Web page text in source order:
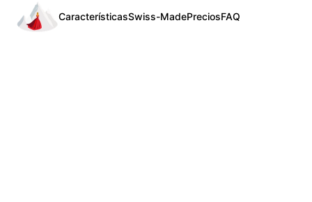
CaracterísticasSwiss-MadePreciosFAQ